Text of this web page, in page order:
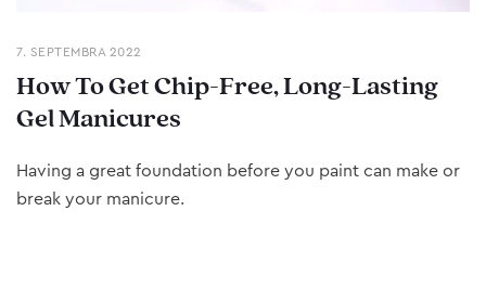
7. SEPTEMBRA 2022
How To Get Chip-Free, Long-Lasting
Gel Manicures
Having a great foundation before you paint can make or
break your manicure.